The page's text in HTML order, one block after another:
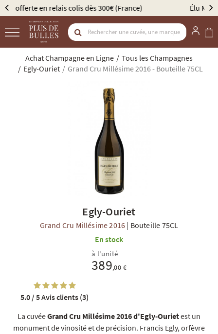
NOS COFFRETS DÉCOUVERTES
Élu Meilleur Caviste Champagne par Gault & Millau
Achat Champagne en Ligne
Tous les Champagnes
Egly-Ouriet
Grand Cru Millésime 2016 - Bouteille 75CL
Egly-Ouriet
Grand Cru Millésime 2016 | Bouteille 75CL
En stock
La cuvéeGrand Cru Millésime 2016 d'Egly-Ourietest un
monument de vinosité et de précision. Francis Egly, orfèvre
à l'unité
389,00 €
5.0 / 5Avis clients (3)